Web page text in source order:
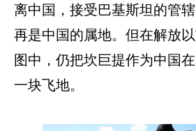
离中国，接受巴基斯坦的管
再是中国的属地。但在解放
图中，仍把坎巨提作为中国
一块飞地。